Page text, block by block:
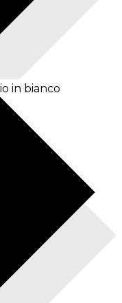
in bianco